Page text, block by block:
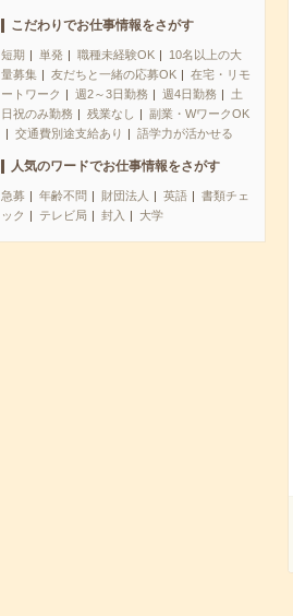
こだわりでお仕事情報をさがす
短期 単発 職種未経験OK
10名以上の大
量募集
友だちと一緒の応募OK
在宅・リモ
ートワーク
週2～3日勤務 週4日勤務
土
日祝のみ勤務
残業なし
副業・WワークOK
交通費別途支給あり
語学力が活かせる
人気のワードでお仕事情報をさがす
急募 年齢不問 財団法人 英語
書類チェ
ック
テレビ局 封入 大学